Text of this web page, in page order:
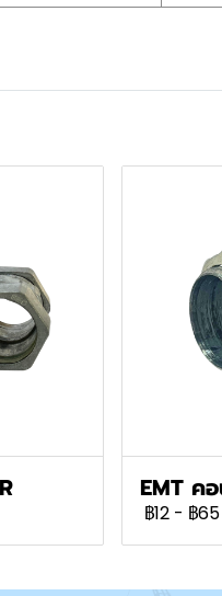
EMT ค
฿12 - ฿65